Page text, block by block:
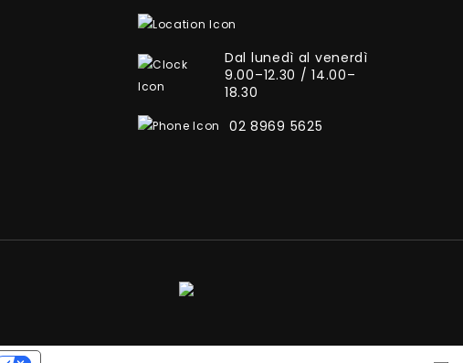
Dal lunedì al venerdì
9.00–12.30 / 14.00–
18.30
02 8969 5625